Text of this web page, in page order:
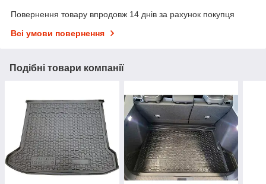
Повернення товару впродовж 14 днів за рахунок покупця
Всі умови повернення
Подібні товари компанії